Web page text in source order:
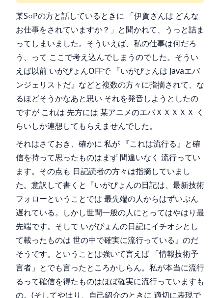
某S○Pの方と話しているときに 「伊賀さんは どんな
お仕事をされていますか？」と聞かれて、うっと詰ま
ってしまいました。そういえば、私の仕事は何だろ
う、って ここで考え込んでしまうのでした。そうい
えば以前 いがぴょんOFFで 『いがぴょんは Javaエバ
ンジェリストだ』などと複数の方々に指摘されて、な
るほどそうかなあと思い それを発音しようとしたの
ですが これは 先方には 某アニメのエバＸＸＸＸＸ く
らいしか連想してもらえませんでした。
それはさておき、確かに 私が 『これは流行る』と確
信を持って思ったものはまず 間違いなく 流行ってい
ます。その点も 日記読者の方々は指摘していまし
た。意訳して書くと『いがぴょんの日記は、最新技術
フォローということでは 最先端の人からはずいぶん
遅れている。しかし世間一般の人にとってはやはり最
先端です。そして いがぴょんの日記にイチオシとし
て載ったものは 世の中で確実に流行っている』のだ
そうです。ということは強いて言えば 「情報技術予
言者」とでも言ったところかしらん。私が本当に流行
るって確信を得たものはほぼ確実に流行っていますも
の。(そしてやはり、自己紹介のときに 適切に表現で